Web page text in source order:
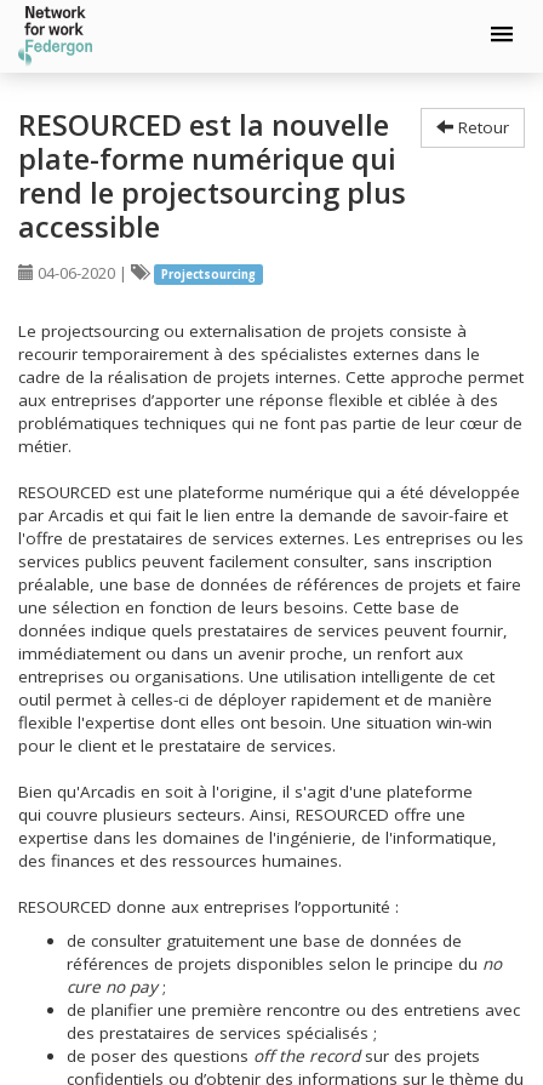
contenu
principal
Retour
RESOURCED est la nouvelle
plate-forme numérique qui
rend le projectsourcing plus
accessible
04-06-2020 | Projectsourcing
Le projectsourcing ou externalisation de projets consiste à
recourir temporairement à des spécialistes externes dans le
cadre de la réalisation de projets internes. Cette approche permet
aux entreprises d’apporter une réponse flexible et ciblée à des
problématiques techniques qui ne font pas partie de leur cœur de
métier.
RESOURCED est une plateforme numérique qui a été développée
par Arcadis et qui fait le lien entre la demande de savoir-faire et
l'offre de prestataires de services externes. Les entreprises ou les
services publics peuvent facilement consulter, sans inscription
préalable, une base de données de références de projets et faire
une sélection en fonction de leurs besoins. Cette base de
données indique quels prestataires de services peuvent fournir,
immédiatement ou dans un avenir proche, un renfort aux
entreprises ou organisations. Une utilisation intelligente de cet
outil permet à celles-ci de déployer rapidement et de manière
flexible l'expertise dont elles ont besoin. Une situation win-win
pour le client et le prestataire de services.
Bien qu'Arcadis en soit à l'origine, il s'agit d'une plateforme
qui couvre plusieurs secteurs. Ainsi, RESOURCED offre une
expertise dans les domaines de l'ingénierie, de l'informatique,
des finances et des ressources humaines.
RESOURCED donne aux entreprises l’opportunité :
de consulter gratuitement une base de données de
références de projets disponibles selon le principe du no
cure no pay;
de planifier une première rencontre ou des entretiens avec
des prestataires de services spécialisés ;
de poser des questions off the recordsur des projets
confidentiels ou d’obtenir des informations sur le thème du